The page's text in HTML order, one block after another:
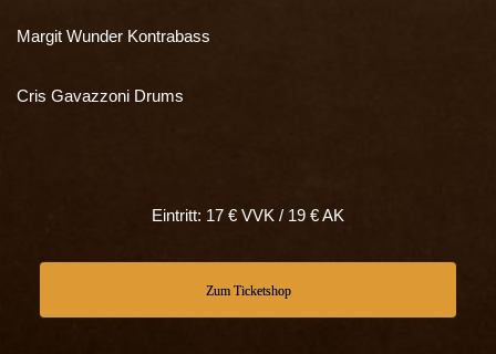
Margit Wunder Kontrabass
Cris Gavazzoni Drums
Eintritt: 17 € VVK / 19 € AK
Zum Ticketshop